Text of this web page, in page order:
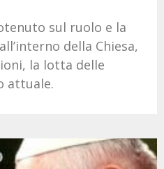
sul ruolo e la
della Chiesa,
la lotta delle
attuale.